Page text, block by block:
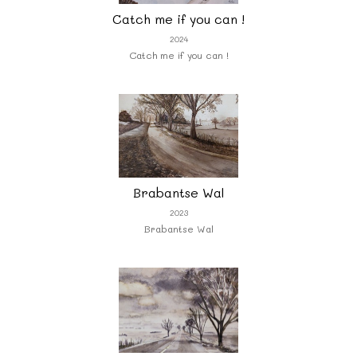
Catch me if you can !
2024
Catch me if you can !
Brabantse Wal
2023
Brabantse Wal